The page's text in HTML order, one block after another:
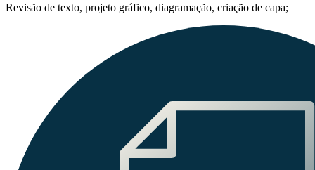
Revisão de texto, projeto gráfico, diagramação, criação de capa;